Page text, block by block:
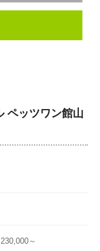
ペッツワン館山
～